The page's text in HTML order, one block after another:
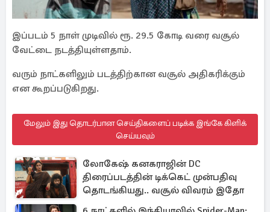
இப்படம் 5 நாள் முடிவில் ரூ. 29.5 கோடி வரை வசூல்
வேட்டை நடத்தியுள்ளதாம்.
வரும் நாட்களிலும் படத்திற்கான வசூல் அதிகரிக்கும்
என கூறப்படுகிறது.
மேலும் இது தொடர்பான செய்திகளைப் படிக்க இங்கே கிளிக்
செய்யவும்
லோகேஷ் கனகராஜின் DC
திரைப்படத்தின் டிக்கெட் முன்பதிவு
தொடங்கியது.. வசூல் விவரம் இதோ